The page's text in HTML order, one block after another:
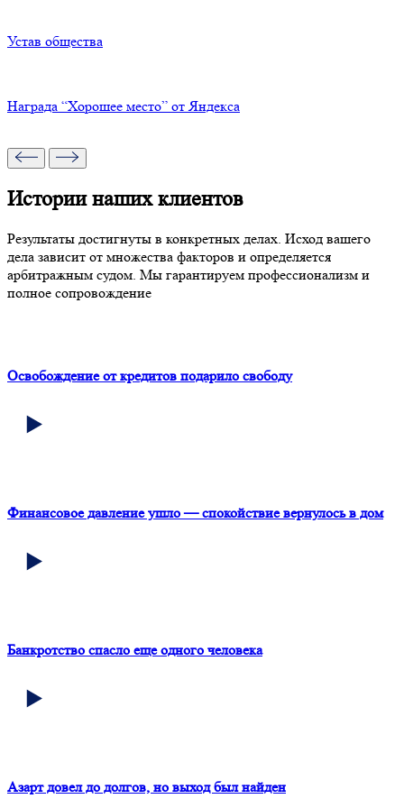
Устав общества
Награда “Хорошее место” от Яндекса
Истории наших клиентов
Результаты достигнуты в конкретных делах. Исход вашего
дела зависит от множества факторов и определяется
арбитражным судом. Мы гарантируем профессионализм и
полное сопровождение
Освобождение от кредитов подарило свободу
Финансовое давление ушло — спокойствие вернулось в дом
Банкротство спасло еще одного человека
Азарт довел до долгов, но выход был найден